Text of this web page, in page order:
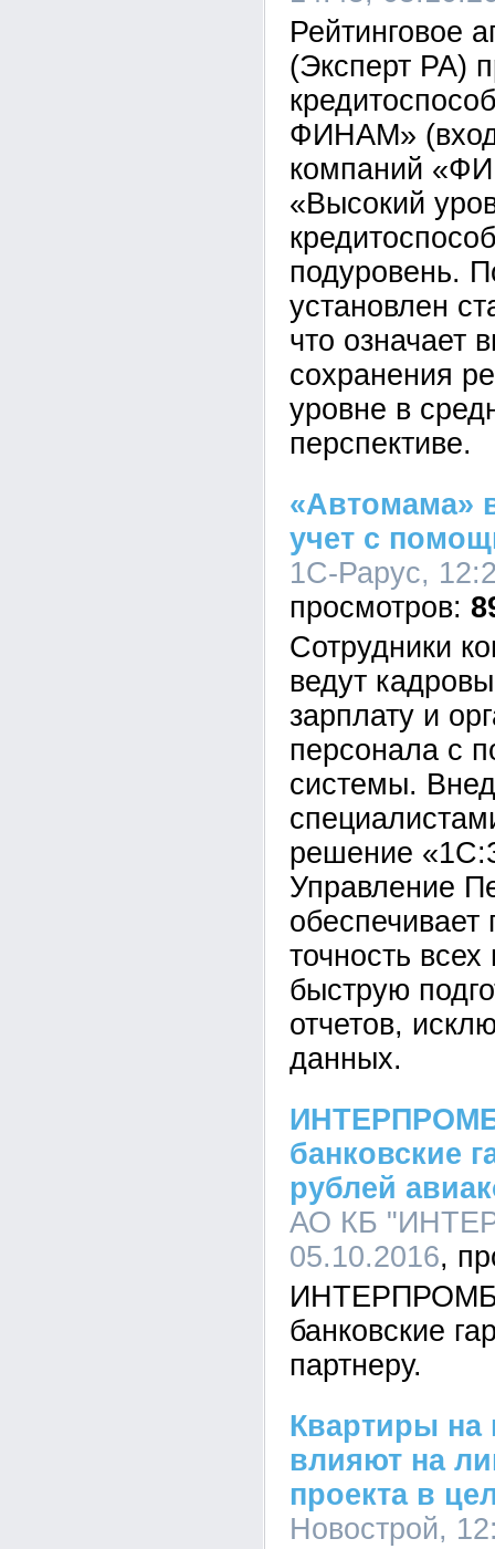
Рейтинговое
(Эксперт РА)
ФИНАМ»
компаний
«Высокий
подуровень.
установлен
что означает
сохранения
уровне в
перспективе.
«Автомама»
учет с
1С-Рарус,
Сотрудники
ведут
зарплату и
персонала с
системы.
решение
Управление
обеспечивает
точность
быструю
отчетов,
данных.
банковские
рублей
АО КБ
05.10.2016
банковские
партнеру.
Квартиры на
влияют на
проекта в
Новострой,